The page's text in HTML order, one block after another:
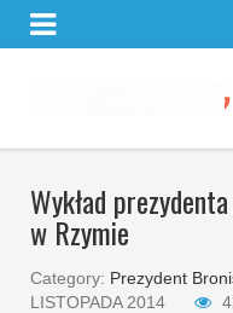
Wykład
w Rzymie
Category: Prezydent
LISTOPADA 2014